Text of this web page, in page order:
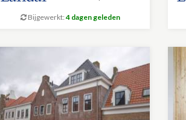
Bijgewerkt:4 dagen geleden